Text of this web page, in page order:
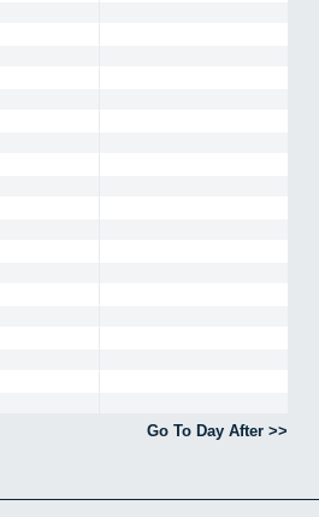
Go To Day After >>